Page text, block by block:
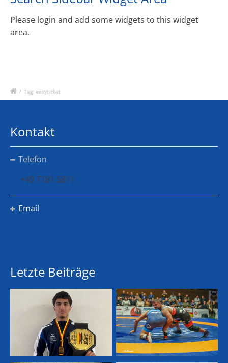
Please login and add some widgets to this widget
area.
/ Tag: easyticket
Kontakt
Telefon
+49 7181 5811
Email
Letzte Beiträge